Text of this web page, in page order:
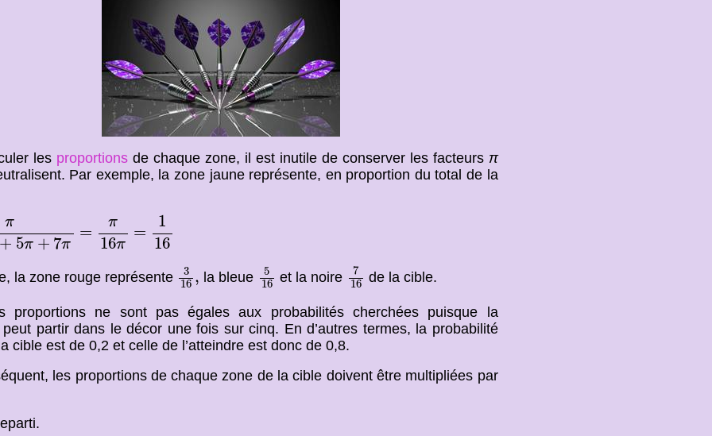
les proportionsde chaque zone, il est inutile de conserver les facteurs π
Par exemple, la zone jaune représente, en proportion du total de la
π
+ 5π + 7π
+5
=
= π
16π
16
=
=
1
16
16
la zone rouge représente
3
16 ,
316
la bleue
5
16
516
et la noire
7
16
716
de la cible.
proportions ne sont pas égales aux probabilités cherchées puisque la
partir dans le décor une fois sur cinq. En d’autres termes, la probabilité
cible est de 0,2 et celle de l’atteindre est donc de 0,8.
les proportions de chaque zone de la cible doivent être multipliées par